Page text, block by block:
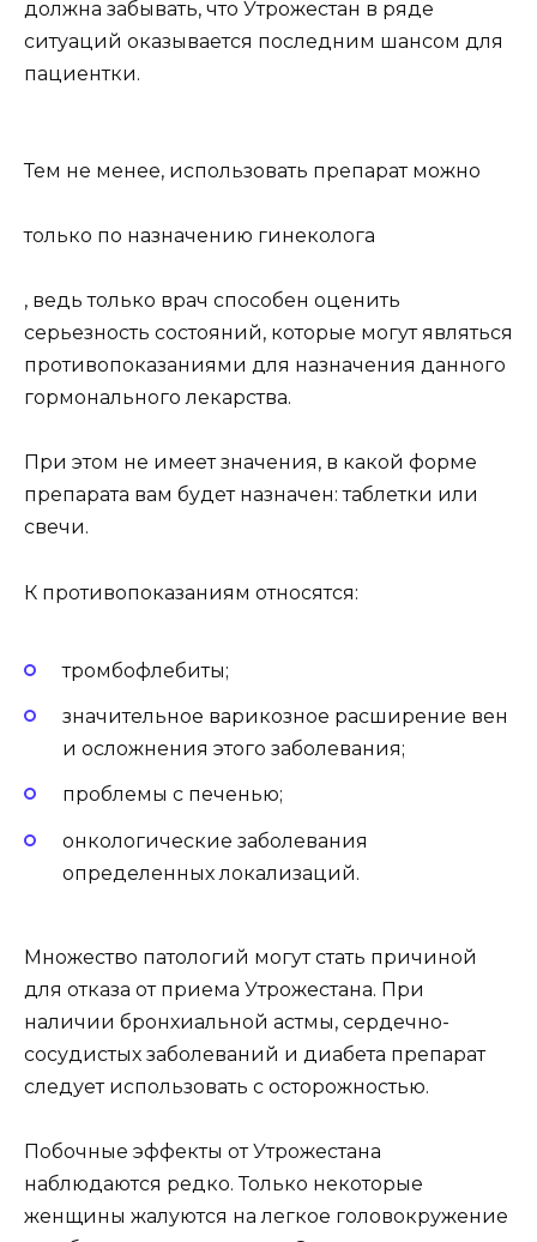
должна забывать, что Утрожестан в ряде
ситуаций оказывается последним шансом для
пациентки.
Тем не менее, использовать препарат можно
только по назначению гинеколога
, ведь только врач способен оценить
серьезность состояний, которые могут являться
противопоказаниями для назначения данного
гормонального лекарства.
При этом не имеет значения, в какой форме
препарата вам будет назначен: таблетки или
свечи.
К противопоказаниям относятся:
тромбофлебиты;
значительное варикозное расширение вен
и осложнения этого заболевания;
проблемы с печенью;
онкологические заболевания
определенных локализаций.
Множество патологий могут стать причиной
для отказа от приема Утрожестана. При
наличии бронхиальной астмы, сердечно-
сосудистых заболеваний и диабета препарат
следует использовать с осторожностью.
Побочные эффекты от Утрожестана
наблюдаются редко. Только некоторые
женщины жалуются на легкое головокружение